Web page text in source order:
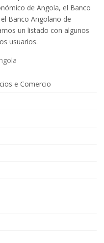
de Angola, el Banco
Banco Angolano de
un listado con algunos
usuarios.
e Comercio